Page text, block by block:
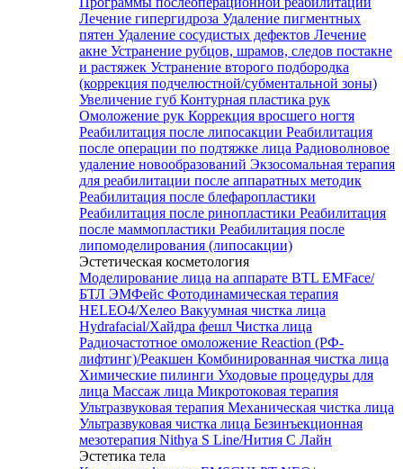
Лечение гипергидроза Удаление пигментных
пятен Удаление сосудистых дефектов Лечение
акне Устранение рубцов, шрамов, следов постакне
и растяжек Устранение второго подбородка
(коррекция подчелюстной/субментальной зоны)
Увеличение губ Контурная пластика рук
Омоложение рук Коррекция вросшего ногтя
Реабилитация после липосакции Реабилитация
после операции по подтяжке лица Радиоволновое
удаление новообразований Экзосомальная терапия
для реабилитации после аппаратных методик
Реабилитация после блефаропластики
Реабилитация после ринопластики Реабилитация
после маммопластики Реабилитация после
липомоделирования (липосакции)
Эстетическая косметология
Моделирование лица на аппарате BTL EMFace/
БТЛ ЭМФейс Фотодинамическая терапия
HELEO4/Хелео Вакуумная чистка лица
Hydrafacial/Хайдра фешл Чистка лица
Радиочастотное омоложение Reaction (РФ-
лифтинг)/Реакшен Комбинированная чистка лица
Химические пилинги Уходовые процедуры для
лица Массаж лица Микротоковая терапия
Ультразвуковая терапия Механическая чистка лица
Ультразвуковая чистка лица Безинъекционная
мезотерапия Nithya S Line/Нития С Лайн
Эстетика тела